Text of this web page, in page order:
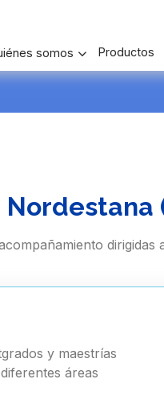
somos Productos
dirigidas
y maestrías
áreas